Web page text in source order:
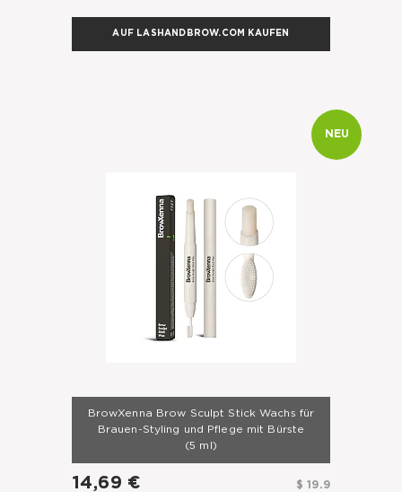
AUF LASHANDBROW.COM KAUFEN
NEU
BrowXenna Brow Sculpt Stick Wachs für
Brauen-Styling und Pflege mit Bürste
(5 ml)
14,69 € $ 19.9